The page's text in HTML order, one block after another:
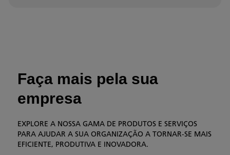
Faça mais pela sua
empresa
EXPLORE A NOSSA GAMA DE PRODUTOS E SERVIÇOS
PARA AJUDAR A SUA ORGANIZAÇÃO A TORNAR-SE MAIS
EFICIENTE, PRODUTIVA E INOVADORA.